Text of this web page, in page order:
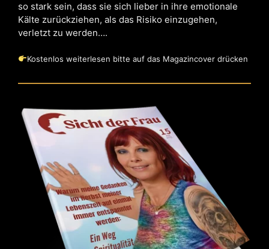
so stark sein, dass sie sich lieber in ihre emotionale
Kälte zurückziehen, als das Risiko einzugehen,
verletzt zu werden….
Kostenlos weiterlesen bitte auf das Magazincover drücken